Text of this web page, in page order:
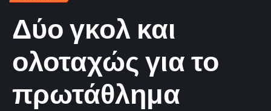
Δύο γκολ και
ολοταχώς για το
πρωτάθλημα